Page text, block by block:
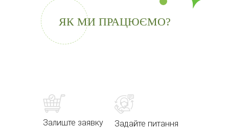
ЯК МИ ПРАЦЮЄМО?
Залиште заявку
Задайте питання